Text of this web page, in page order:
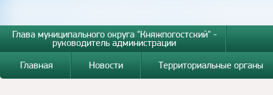
Глава муниципального округа "Княжпогостский" -
руководитель администрации
Главная
Новости Территориальные органы